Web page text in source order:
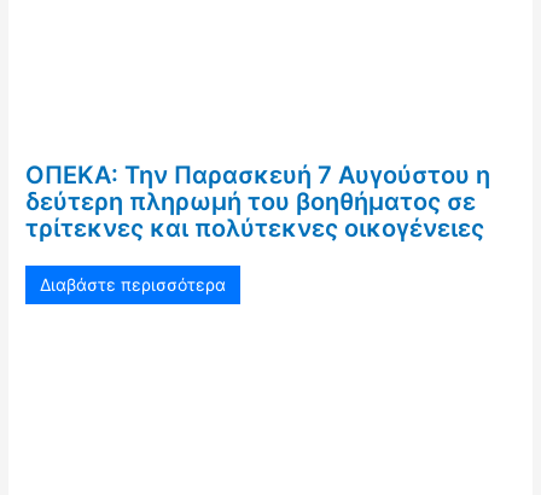
ΟΠΕΚΑ: Την Παρασκευή 7 Αυγούστου η
δεύτερη πληρωμή του βοηθήματος σε
τρίτεκνες και πολύτεκνες οικογένειες
Διαβάστε περισσότερα